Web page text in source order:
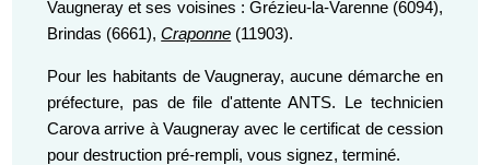
Vaugneray et ses voisines : Grézieu-la-Varenne (6094),
Brindas (6661),Craponne (11903).
Pour les habitants de Vaugneray, aucune démarche en
préfecture, pas de file d'attente ANTS. Le technicien
Carova arrive à Vaugneray avec le certificat de cession
pour destruction pré-rempli, vous signez, terminé.